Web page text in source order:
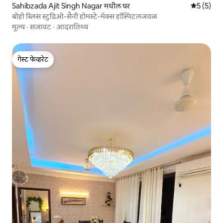
Sahibzada Ajit Singh Nagar मधील घर 5 पैकी 5
5 (5)
बोहो ब्लिस स्टुडिओ-सैनी होमस्टे-मॅक्स हॉस्पिटलजवळ
मूल्य·सजावट · आदरातिथ्य
गेस्ट फेव्हरेट
गेस्ट फेव्हरेट